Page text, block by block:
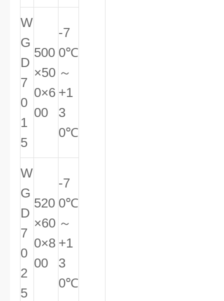
W
G
D
7
0
1
5
500
×50
0×6
00
-7
0℃
～
+1
3
0℃
W
G
D
7
0
2
5
520
×60
0×8
00
-7
0℃
～
+1
3
0℃